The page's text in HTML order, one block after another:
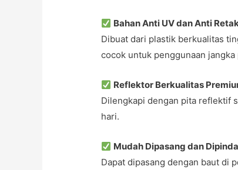
Bahan Anti UV dan Anti
Dibuat dari plastik berkualitas
cocok untuk penggunaan jangka
Reflektor Berkualitas
Dilengkapi dengan pita reflektif
hari.
Mudah Dipasang dan
Dapat dipasang dengan baut di